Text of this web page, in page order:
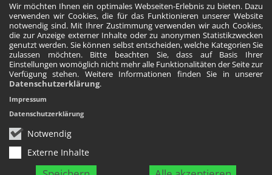
Wir möchten Ihnen ein optimales Webseiten-Erlebnis zu bieten. Dazu
verwenden wir Cookies, die für das Funktionieren unserer Website
notwendig sind. Mit Ihrer Zustimmung verwenden wir auch Cookies,
die zur Anzeige externer Inhalte oder zu anonymen Statistikzwecken
genutzt werden. Sie können selbst entscheiden, welche Kategorien Sie
zulassen möchten. Bitte beachten Sie, dass auf Basis Ihrer
Einstellungen womöglich nicht mehr alle Funktionalitäten der Seite zur
Verfügung stehen. Weitere Informationen finden Sie in unserer
Datenschutzerklärung.
Notwendig
Externe Inhalte
Impressum
Datenschutzerklärung